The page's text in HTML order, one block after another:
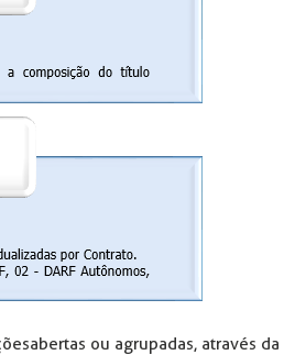
abertas ou agrupadas, através da